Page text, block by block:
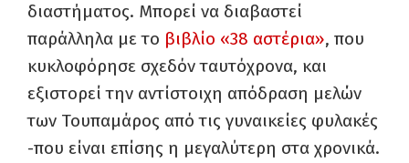
διαστήματος. Μπορεί να διαβαστεί
παράλληλα με το βιβλίο «38 αστέρια», που
κυκλοφόρησε σχεδόν ταυτόχρονα, και
εξιστορεί την αντίστοιχη απόδραση μελών
των Τουπαμάρος από τις γυναικείες φυλακές
-που είναι επίσης η μεγαλύτερη στα χρονικά.